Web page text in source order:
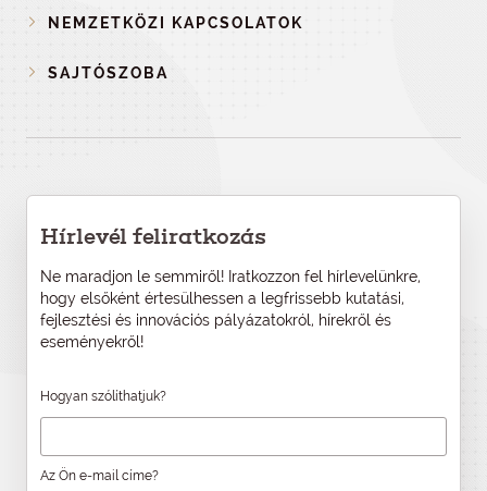
NEMZETKÖZI KAPCSOLATOK
SAJTÓSZOBA
Hírlevél feliratkozás
Ne maradjon le semmiről! Iratkozzon fel hírlevelünkre,
hogy elsőként értesülhessen a legfrissebb kutatási,
fejlesztési és innovációs pályázatokról, hírekről és
eseményekről!
Hogyan szólíthatjuk?
Az Ön e-mail címe?